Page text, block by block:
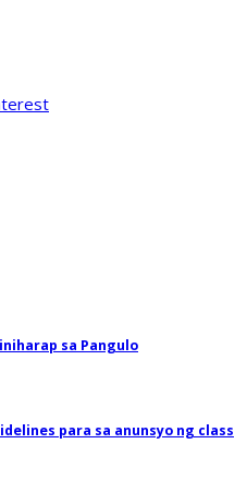
sa Pangulo
para sa anunsyo ng class